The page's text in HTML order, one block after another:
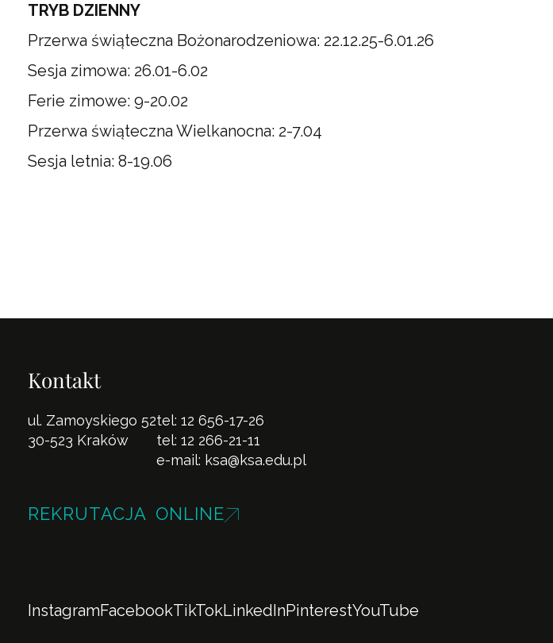
TRYB DZIENNY
Przerwa świąteczna Bożonarodzeniowa: 22.12.25-6.01.26
Sesja zimowa: 26.01-6.02
Ferie zimowe: 9-20.02
Przerwa świąteczna Wielkanocna: 2-7.04
Sesja letnia: 8-19.06
Kontakt
ul. Zamoyskiego 52
30-523 Kraków
tel: 12 656-17-26
tel: 12 266-21-11
e-mail: ksa@ksa.edu.pl
REKRUTACJA ONLINE
InstagramFacebookTikTokLinkedInPinterestYouTube